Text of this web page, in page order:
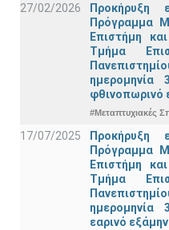
27/02/2026
Προκήρυξη
Πρόγραμμα
Επιστήμη
Τμήμα
ημερομηνία
φθινοπωρινό
#Μεταπτυχιακές
17/07/2025
Προκήρυξη
Πρόγραμμα
Επιστήμη
Τμήμα
ημερομηνία
εαρινό